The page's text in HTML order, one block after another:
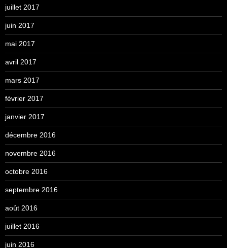
juillet 2017
juin 2017
mai 2017
avril 2017
mars 2017
février 2017
janvier 2017
décembre 2016
novembre 2016
octobre 2016
septembre 2016
août 2016
juillet 2016
juin 2016